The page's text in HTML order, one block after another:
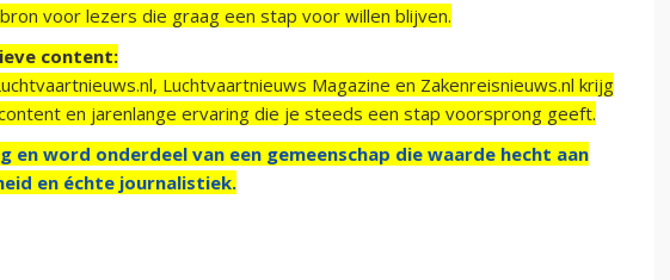
voor lezers die graag een stap voor willen blijven.
content:
Luchtvaartnieuws Magazine en Zakenreisnieuws.nl krijg
en jarenlange ervaring die je steeds een stap voorsprong geeft.
en word onderdeel van een gemeenschap die waarde hecht aan
en échte journalistiek.